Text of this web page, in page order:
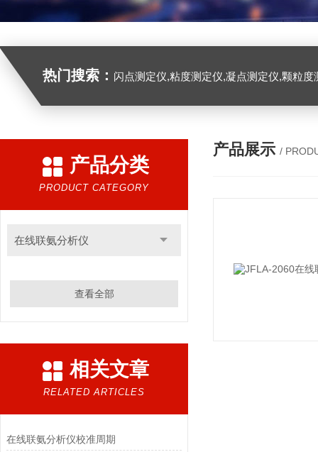
热门搜索： 闪点测定仪,粘度测定仪,凝点测定仪,颗粒
产品分类
PRODUCT CATEGORY
在线联氨分析仪
查看全部
相关文章
RELATED ARTICLES
在线联氨分析仪校准周期
产品展示 /